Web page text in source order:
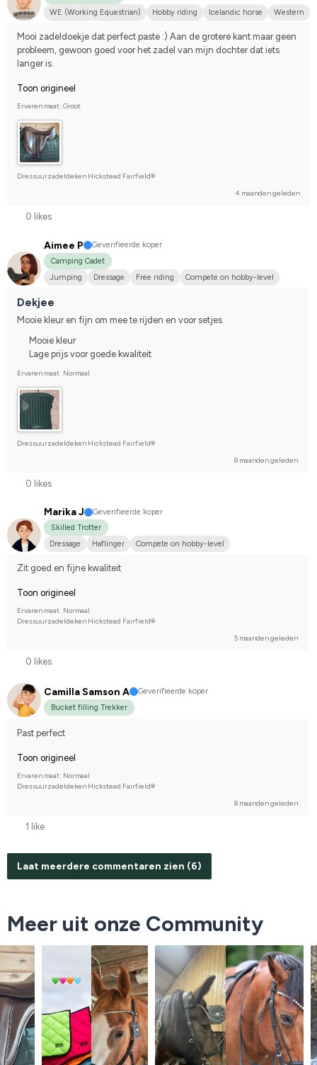
WE (Working Equestrian)
Hobby riding Icelandic horse
Western
Mooi zadeldoekje dat perfect paste :) Aan de grotere kant maar geen
probleem, gewoon goed voor het zadel van mijn dochter dat iets
langer is.
Toon origineel
Ervaren maat: Groot
Dressuurzadeldeken Hickstead Fairfield®
4 maanden geleden
0 likes
Aimee P
Geverifieerde koper
Camping Cadet
Jumping
Dressage Free riding Compete on hobby-level
Dekjee
Mooie kleur en fijn om mee te rijden en voor setjes
Mooie kleur
Lage prijs voor goede kwaliteit
Ervaren maat: Normaal
Dressuurzadeldeken Hickstead Fairfield®
8 maanden geleden
0 likes
Marika J
Geverifieerde koper
Skilled Trotter
Dressage
Haflinger Compete on hobby-level
Zit goed en fijne kwaliteit
Toon origineel
Ervaren maat: Normaal
Dressuurzadeldeken Hickstead Fairfield®
5 maanden geleden
0 likes
Camilla Samson A
Geverifieerde koper
Bucket filling Trekker
Past perfect
Toon origineel
Ervaren maat: Normaal
Dressuurzadeldeken Hickstead Fairfield®
8 maanden geleden
1 like
Laat meerdere commentaren zien (6)
Meer uit onze Community